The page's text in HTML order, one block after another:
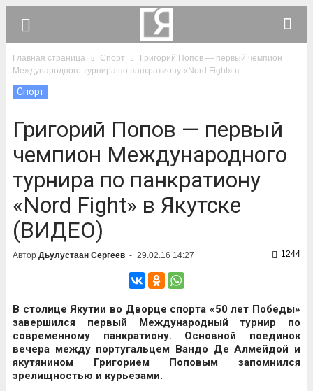
Главная страница Спорт
Григорий Попов — первый чемпион
Международного турнира по панкратиону «Nord Fight» в...
Спорт
Григорий Попов — первый
чемпион Международного
турнира по панкратиону
«Nord Fight» в Якутске
(ВИДЕО)
Автор Дьулустаан Сергеев - 29.02.16 14:27 1244
В столице Якутии во Дворце спорта «50 лет Победы»
завершился первый Международный турнир по
современному панкратиону. Основной поединок
вечера между португальцем Вандо Де Алмейдой и
якутянином Григорием Поповым запомнился
зрелищностью и курьезами.